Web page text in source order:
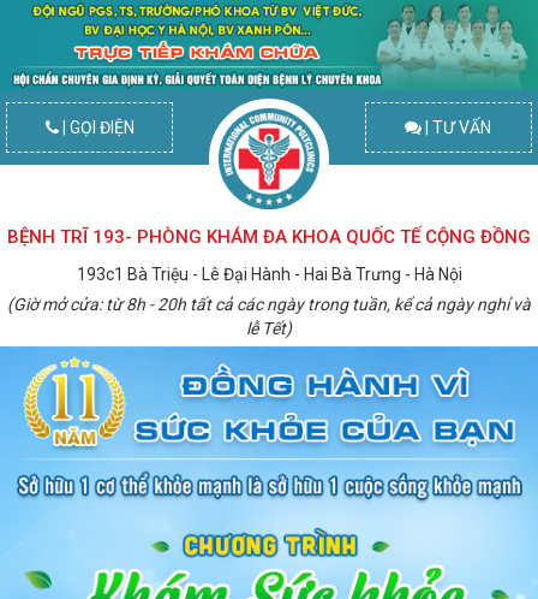
| GỌI ĐIỆN | TƯ VẤN
BỆNH TRĨ 193- PHÒNG KHÁM ĐA KHOA QUỐC TẾ CỘNG ĐỒNG
193c1 Bà Triệu - Lê Đại Hành - Hai Bà Trưng - Hà Nội
(Giờ mở cửa: từ 8h - 20h tất cả các ngày trong tuần, kể cả ngày nghỉ và
lễ Tết)